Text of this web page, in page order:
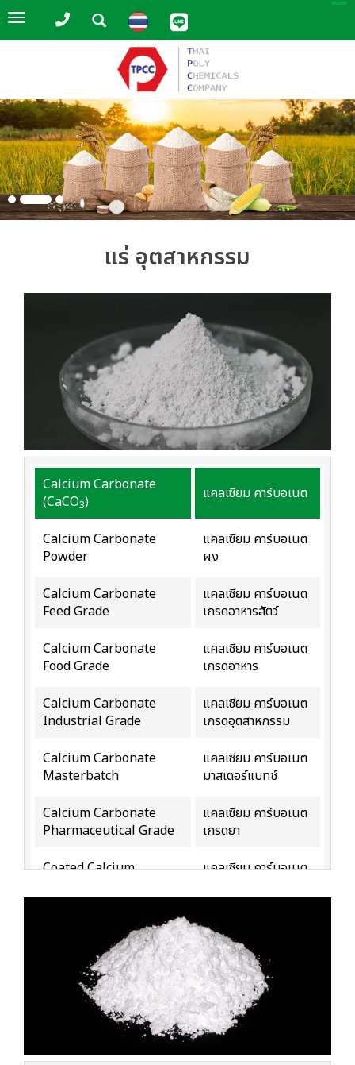
Toggle
navigation
แร่ อุตสาหกรรม
Calcium Carbonate
(CaCO3) แคลเซียม คาร์บอเนต
Calcium Carbonate
Powder
แคลเซียม คาร์บอเนต
ผง
Calcium Carbonate
Feed Grade
แคลเซียม คาร์บอเนต
เกรดอาหารสัตว์
Calcium Carbonate
Food Grade
แคลเซียม คาร์บอเนต
เกรดอาหาร
Calcium Carbonate
Industrial Grade
แคลเซียม คาร์บอเนต
เกรดอุตสาหกรรม
Calcium Carbonate
Masterbatch
แคลเซียม คาร์บอเนต
มาสเตอร์แบทช์
Calcium Carbonate
Pharmaceutical Grade
แคลเซียม คาร์บอเนต
เกรดยา
Coated Calcium
แคลเซียม คาร์บอเนต
Ground Calcium
แคลเซียม คาร์บอเนต
เกรดแป้งหนัก
Precipitated Calcium
Carbonate
แคลเซียม คาร์บอเนต
เกรดแป้งเบา
Uncoated Calcium
แคลเซียม คาร์บอเนต